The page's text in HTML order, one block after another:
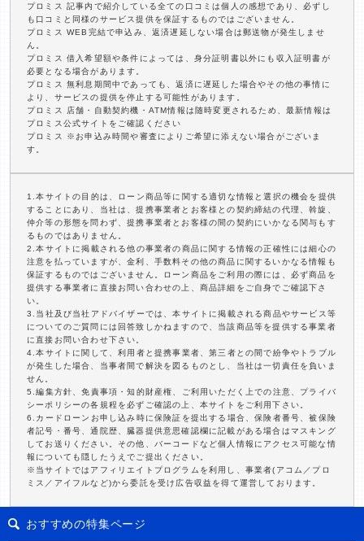
プロミス 記事内で紹介している全ての口コミは個人の感想であり、必ずし
も口コミと同様のサービス提供を保証するものではございません。
プロミス WEB完結で申込み、返済遅延しない場合は郵送物が発生しませ
ん。
プロミス 借入希望額や条件によっては、身分証明書以外にも収入証明書が
必要となる場合があります。
プロミス 無利息期間中であっても、返済に遅延した場合やその他の事情に
より、サービスの提供を停止する可能性があります。
プロミス 店舗・自動契約機・ATM情報は随時変更されるため、最新情報は
プロミス公式サイトをご確認ください
プロミス ※お申込み時間や審査によりご希望に添えない場合がございま
す。
1.本サイトの目的は、ローン商品等に関する適切な情報と選択の機会を提供
することにあり、当社は、提携事業者とお客様との契約締結の代理、斡旋、
仲介等の形態を問わず、提携事業者とお客様の間の契約にいかなる関与もす
るものではありません。
2.本サイトに掲載される他の事業者の商品に関する情報の正確性には細心の
注意を払っていますが、金利、手数料その他の商品に関するいかなる情報も
保証するものではございません。ローン商品をご利用の際には、必ず商品を
提供する事業者に直接お問い合わせの上、商品詳細をご自身でご確認下さ
い。
3.当社及び当社アドバイザーでは、本サイトに掲載される商品やサービス等
についてのご質問には回答致しかねますので、当該商品等を提供する事業者
に直接お問い合わせ下さい。
4.本サイトに関して、利用者と提携事業者、第三者との間で紛争やトラブル
が発生した場合、当事者間で解決を図るものとし、当社は一切責任を負いま
せん。
5.編集方針、免責事項・知的財産権、ご利用いただく上での注意、プライバ
シーポリシーの各規程を必ずご確認の上、本サイトをご利用下さい。
6.カードローンお申し込み時に保険証を提出する場合、保険者番号、被保険
者記号・番号、通院歴、臓器提供意思確認欄に記載がある場合はマスキング
してお送りください。その他、バーコードなど個人情報にアクセス可能な情
報についても隠したうえでご提出ください。
※当サイトではアフィリエイトプログラムを利用し、事業者(アコム／プロ
ミス／アイフルなど)から委託を受け広告収益を得て運営しております。
おすすめの特集ページ